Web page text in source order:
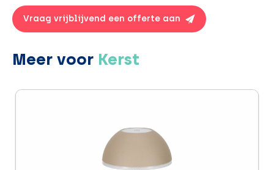
Vraag vrijblijvend een offerte aan
Meer voor Kerst